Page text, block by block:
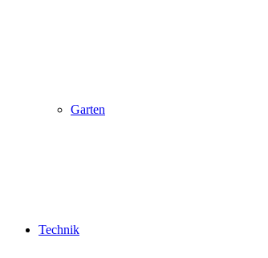
Garten
Technik